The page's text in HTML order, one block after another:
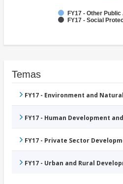
FY17 - Other
FY17 - Social
Temas
FY17 - Environment and
FY17 - Human Development
FY17 - Private Sector
FY17 - Urban and Rural